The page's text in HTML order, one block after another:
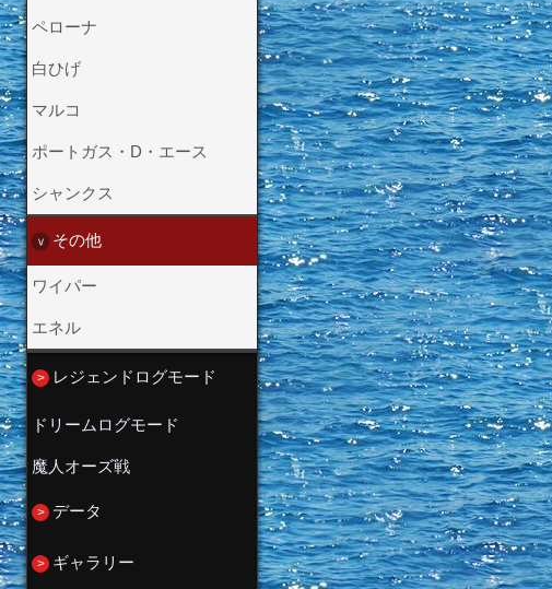
ペローナ
白ひげ
マルコ
ポートガス・D・エース
シャンクス
その他
ワイパー
エネル
レジェンドログモード
冒険の始まり
シェルズタウン
オレンジの町
ドリームログモード
魔人オーズ戦
データ
ギャラリー